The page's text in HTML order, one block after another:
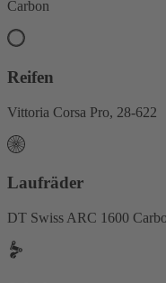
Carbon
Reifen
Vittoria Corsa Pro, 28-622
Laufräder
DT Swiss ARC 1600